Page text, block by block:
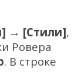
→ [Стили],
Ровера
. В строке